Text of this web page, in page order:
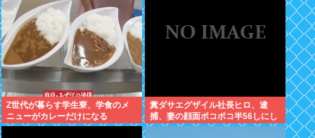
Z世代が暮らす学生寮、学食のメ
ニューがカレーだけになる
糞ダサエグザイル社長ヒロ、逮
捕、妻の顔面ボコボコ半56しにし
た。